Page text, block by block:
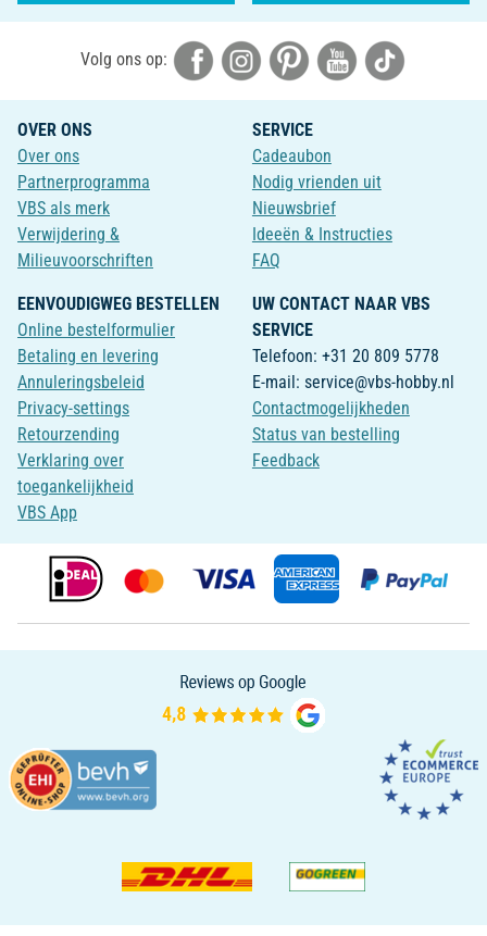
Volg ons op:
OVER ONS
Over ons
Partnerprogramma
VBS als merk
Verwijdering &
Milieuvoorschriften
SERVICE
Cadeaubon
Nodig vrienden uit
Nieuwsbrief
Ideeën & Instructies
FAQ
EENVOUDIGWEG BESTELLEN
Online bestelformulier
Betaling en levering
Annuleringsbeleid
Privacy-settings
Retourzending
Verklaring over
toegankelijkheid
VBS App
UW CONTACT NAAR VBS
SERVICE
Telefoon: +31 20 809 5778
E-mail: service@vbs-hobby.nl
Contactmogelijkheden
Status van bestelling
Feedback